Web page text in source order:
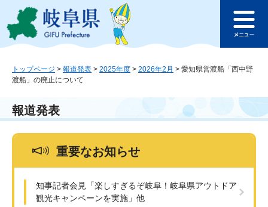
ジ
ュ
本
このページの本文へ
ュ
トップページ > 報道発表 > 2025年度 > 2026年2月 > 愛知県営渡船「西中野
渡船」の廃止について
報道発表
重要なお知らせ
知事記者会見「楽しすぎるぞ岐阜！岐阜県アウトドア
観光キャンペーンを実施」他